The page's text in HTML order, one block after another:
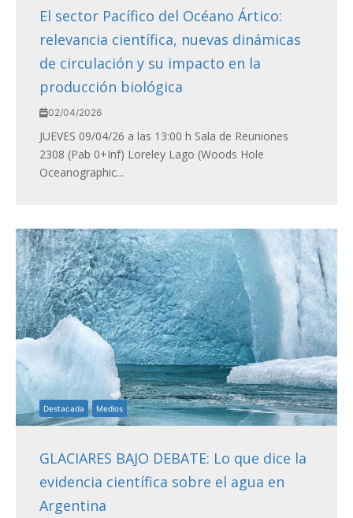
El sector Pacífico del Océano Ártico:
relevancia científica, nuevas dinámicas
de circulación y su impacto en la
producción biológica
02/04/2026
JUEVES 09/04/26 a las 13:00 h Sala de Reuniones
2308 (Pab 0+Inf) Loreley Lago (Woods Hole
Oceanographic...
Destacada Medios
GLACIARES BAJO DEBATE: Lo que dice la
evidencia científica sobre el agua en
Argentina